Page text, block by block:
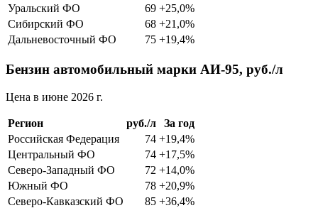
Уральский ФО
69 +25,0%
Сибирский ФО
68 +21,0%
Дальневосточный ФО
75 +19,4%
Бензин автомобильный марки АИ-95, руб./л
Цена в июне 2026 г.
Регион руб./л
За год
Российская Федерация
74 +19,4%
Центральный ФО
74 +17,5%
Северо-Западный ФО
72 +14,0%
Южный ФО
78 +20,9%
Северо-Кавказский ФО
85 +36,4%